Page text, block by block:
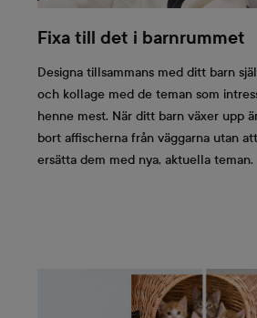
Fixa till det i barnrummet
Designa tillsammans med ditt barn
och kollage med de teman som
henne mest. När ditt barn växer upp
bort affischerna från väggarna utan
ersätta dem med nya, aktuella teman.